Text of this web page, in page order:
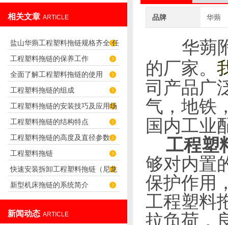
相关文章 ARTICLE
盐山华蒴工程塑料拖链规格齐全 任
君选择！
工程塑料拖链的保养工作
全面了解工程塑料拖链的使用
工程塑料拖链的组成
工程塑料拖链的安装技巧及应用场
合
工程塑料拖链的结构特点
工程塑料拖链的高度及直径参数
工程塑料拖链
快速安装拆卸工程塑料拖链（尼龙
拖链）的技巧
新型机床拖链的系统简介
新闻动态 ARTICLE
品牌 华蒴
华蒴
的厂家。
司产品广
气，地铁
国内工业
工程塑
够对内置
保护作用
工程塑料
拉负荷，